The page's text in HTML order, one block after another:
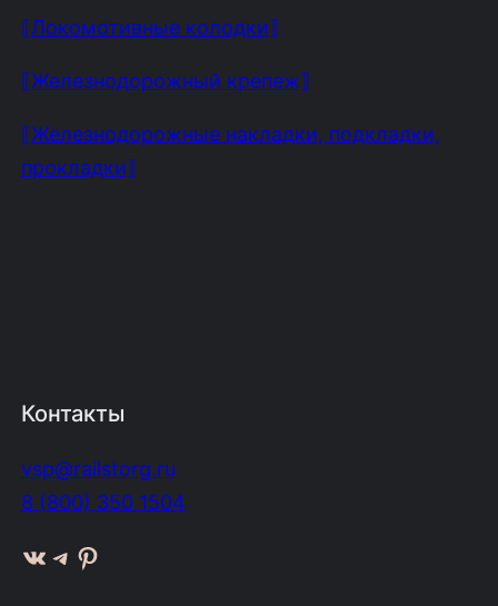
⟦Локомотивные колодки⟧
⟦Железнодорожный крепеж⟧
⟦Железнодорожные накладки, подкладки,
прокладки⟧
Контакты
vsp@railstorg.ru
8 (800) 350 1504
ВКонтакте Telegram Pinterest